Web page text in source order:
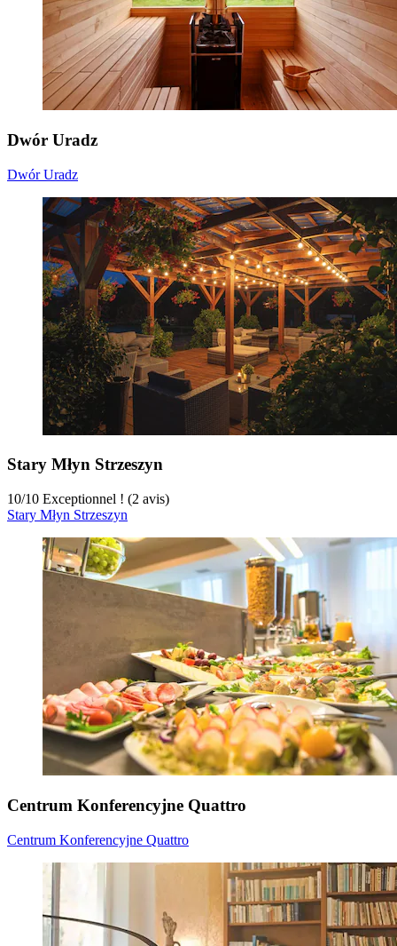
Dwór Uradz
Dwór Uradz
Stary Młyn Strzeszyn
10/10 Exceptionnel ! (2 avis)
Stary Młyn Strzeszyn
Centrum Konferencyjne Quattro
Centrum Konferencyjne Quattro